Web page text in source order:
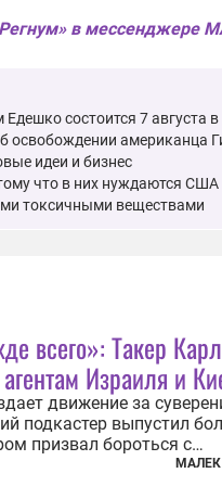
в мессенджере
состоится 7 августа
освобождении американца
идеи и бизнес
что в них нуждаются США
токсичными веществами
всего»: Такер
Израиля и
движение за
подкастер выпустил
призвал бороться с
в Штатах, в первую